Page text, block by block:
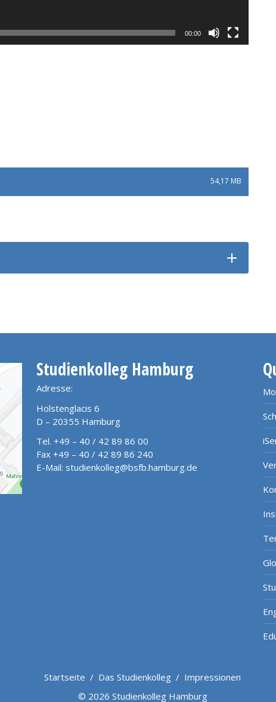
00:00
54,17 MB
Studienkolleg Hamburg
Adresse:
Holstenglacis 6
D – 20355 Hamburg
Tel. +49 – 40 / 42 89 86 00
Fax +49 – 40 / 42 89 86 240
E-Mail: studienkolleg@bsfb.hamburg.de
Startseite / Das Studienkolleg / Impressionen
© 2026 Studienkolleg Hamburg